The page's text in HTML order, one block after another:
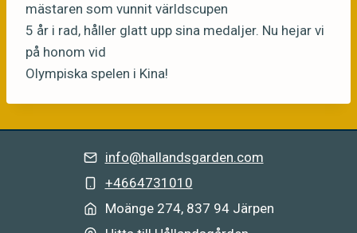
mästaren som vunnit världscupen
5 år i rad, håller glatt upp sina medaljer. Nu hejar vi
på honom vid
Olympiska spelen i Kina!
info@hallandsgarden.com
+4664731010
Moänge 274, 837 94 Järpen